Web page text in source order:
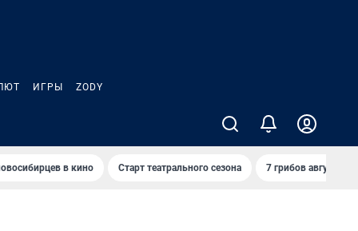
ИГРЫ ZODY
в кино Старт театрального сезона 7 грибов августа